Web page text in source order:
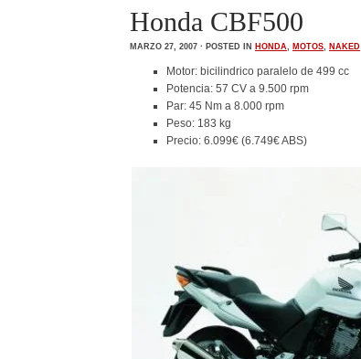
Honda CBF500
MARZO 27, 2007 · POSTED IN HONDA, MOTOS, NAKED
Motor: bicilindrico paralelo de 499 cc
Potencia: 57 CV a 9.500 rpm
Par: 45 Nm a 8.000 rpm
Peso: 183 kg
Precio: 6.099€ (6.749€ ABS)